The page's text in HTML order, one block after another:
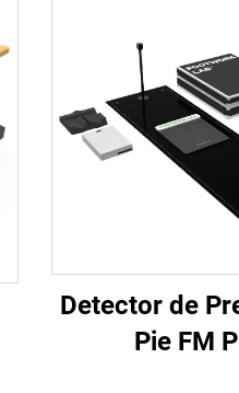
Detector de
Pie FM